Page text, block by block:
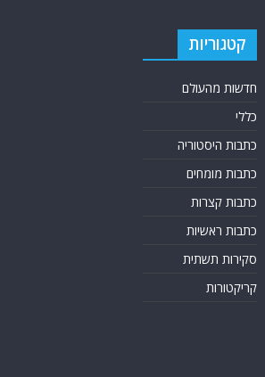
קטגוריות
חדשות מהעולם
כללי
כתבות היסטוריה
כתבות מומחים
כתבות קצרות
כתבות ראשיות
סקירות תשתית
קריקטורות